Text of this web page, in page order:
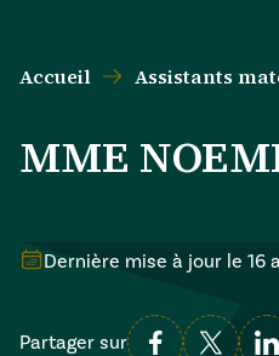
Accueil Assistants
MME
Dernière mise à jour le 16
Partager sur